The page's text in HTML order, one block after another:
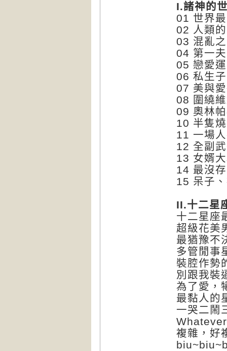
I.諸神的
01 世界
02 人類
03 混亂
04 第一
05 戀愛
06 私生
07 美與
08 圍繞
09 奧林
10 半隻
11 一場
12 全副
13 女婿
14 最沒
15 呆子
II.十二星
十二星座
超級花美
最猶豫不
多管閒事
裝腔作勢
別跟我裝
為了愛，
最黏人的
一哭二鬧
複雜，好